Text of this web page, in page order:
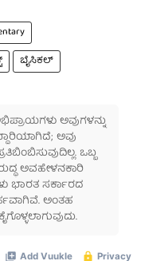
ಬೈಸಿಕಲ್
ಅವುಗಳನ್ನು
ಅವು
ಒಬ್ಬ
ಅವಹೇಳನಕಾರಿ
ಭಾರತ ಸರ್ಕಾರದ
ಅಂತಹ